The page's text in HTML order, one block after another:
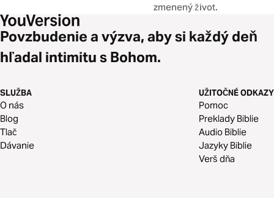
zmenený život.
Povzbudenie a výzva, aby si každý deň
hľadal intimitu s Bohom.
SLUŽBA
O nás
Blog
Tlač
Dávanie
UŽITOČNÉ ODKAZY
Pomoc
Preklady Biblie
Audio Biblie
Jazyky Biblie
Verš dňa